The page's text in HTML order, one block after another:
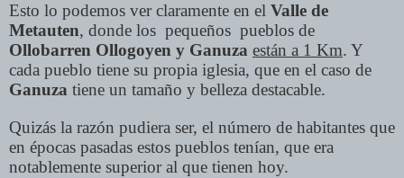
Esto lo podemos ver claramente en el Valle de
Metauten, donde los pequeños pueblos de
Ollobarren Ollogoyen y Ganuza están a 1 Km. Y
cada pueblo tiene su propia iglesia, que en el caso de
Ganuza tiene un tamaño y belleza destacable.
Quizás la razón pudiera ser, el número de habitantes que
en épocas pasadas estos pueblos tenían, que era
notablemente superior al que tienen hoy.